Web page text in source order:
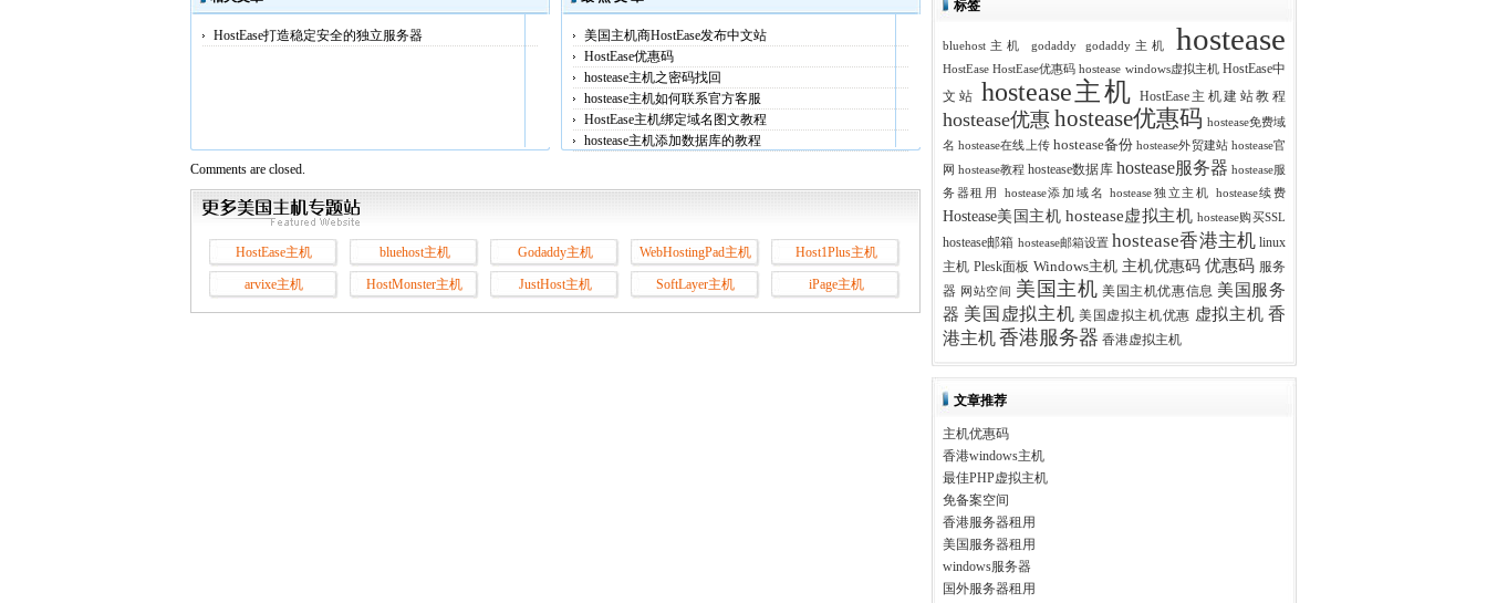
HostEase打造稳定安全的独立服务器
美国主机商HostEase发布中文站
HostEase优惠码
hostease主机之密码找回
hostease主机如何联系官方客服
HostEase主机绑定域名图文教程
hostease主机添加数据库的教程
Comments are closed.
HostEase主机 bluehost主机 Godaddy主机 WebHostingPad主机 Host1Plus主机
arvixe主机 HostMonster主机 JustHost主机 SoftLayer主机 iPage主机
标签
bluehost主机 godaddy godaddy主机 hostease
HostEase HostEase优惠码 hostease windows虚拟主机 HostEase中
文站 hostease主机 HostEase主机建站教程
hostease优惠 hostease优惠码 hostease免费域
名 hostease在线上传 hostease备份 hostease外贸建站 hostease官
网 hostease教程 hostease数据库 hostease服务器 hostease服
务器租用
hostease添加域名 hostease独立主机 hostease续费
Hostease美国主机 hostease虚拟主机 hostease购买SSL
hostease邮箱 hostease邮箱设置 hostease香港主机 linux
主机 Plesk面板 Windows主机 主机优惠码 优惠码 服务
器 网站空间 美国主机 美国主机优惠信息 美国服务
器 美国虚拟主机 美国虚拟主机优惠 虚拟主机 香
港主机香港服务器 香港虚拟主机
文章推荐
主机优惠码
香港windows主机
最佳PHP虚拟主机
免备案空间
香港服务器租用
美国服务器租用
windows服务器
国外服务器租用